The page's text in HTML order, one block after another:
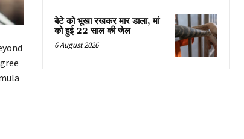
बेटे को भूखा रखकर मार डाला, मां
को हुई 22 साल की जेल
6 August 2026